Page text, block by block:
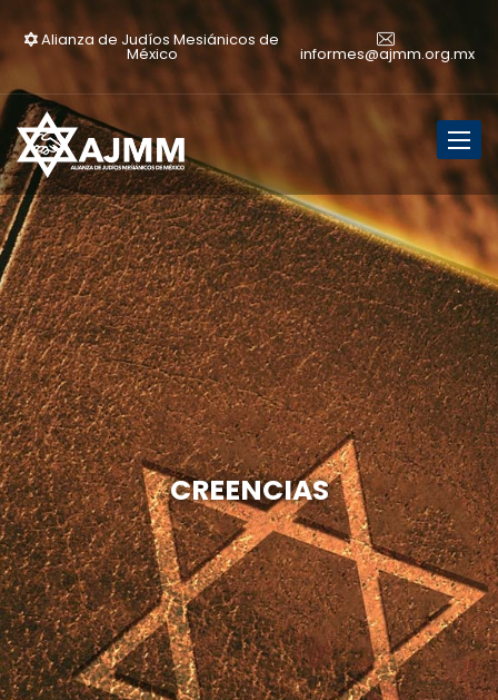
Alianza de Judíos Mesiánicos de
México informes@ajmm.org.mx
CREENCIAS